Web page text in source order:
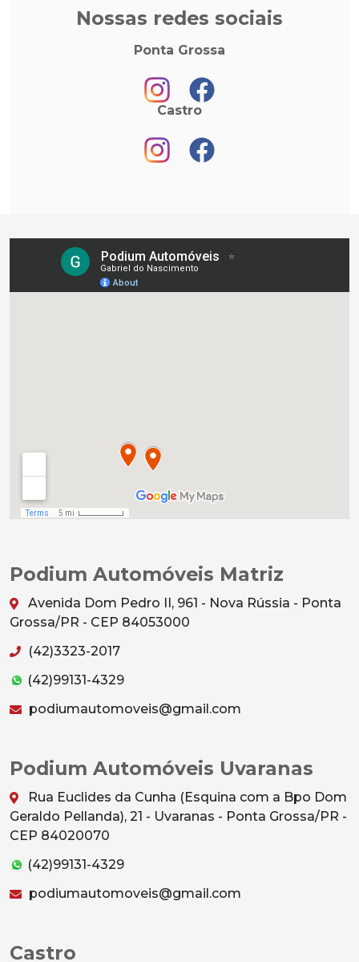
Nossas redes sociais
Ponta Grossa
Castro
Podium Automóveis Matriz
Avenida Dom Pedro II, 961 - Nova Rússia - Ponta
Grossa/PR - CEP 84053000
(42)3323-2017
(42)99131-4329
podiumautomoveis@gmail.com
Podium Automóveis Uvaranas
Rua Euclides da Cunha (Esquina com a Bpo Dom
Geraldo Pellanda), 21 - Uvaranas - Ponta Grossa/PR -
CEP 84020070
(42)99131-4329
podiumautomoveis@gmail.com
Castro